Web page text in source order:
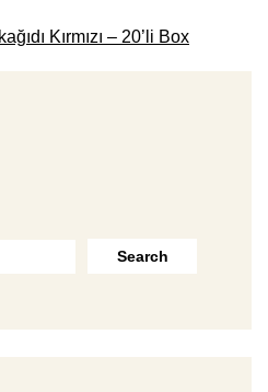
Kırmızı – 20’li Box